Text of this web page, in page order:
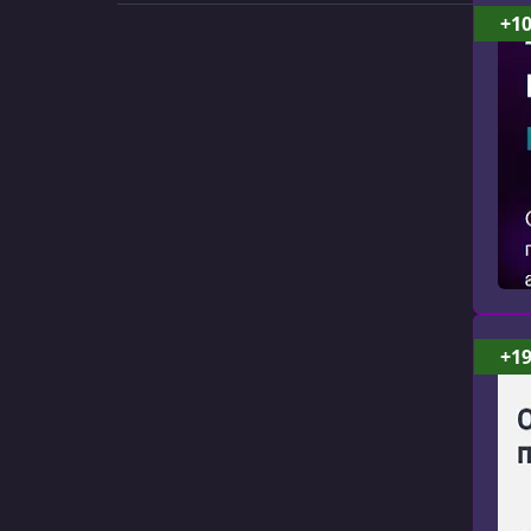
+10
+19